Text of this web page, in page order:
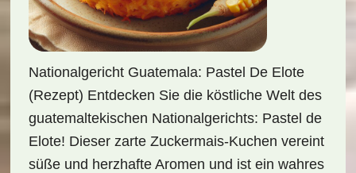
Nationalgericht Guatemala: Pastel De Elote
(Rezept) Entdecken Sie die köstliche Welt des
guatemaltekischen Nationalgerichts: Pastel de
Elote! Dieser zarte Zuckermais-Kuchen vereint
süße und herzhafte Aromen und ist ein wahres